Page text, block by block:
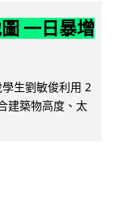
一日暴增
學生劉敏俊利用 2
建築物高度、太